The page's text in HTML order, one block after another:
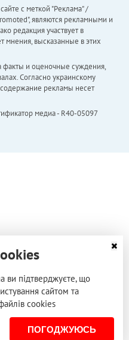
с меткой "Реклама" /
являются рекламными и
редакция участвует в
мнения, высказанные в этих
факты и оценочные суждения,
Согласно украинскому
содержание рекламы несет
медиа - R40-05097
ви підтверджуєте, що
сайтом та
cookies
ПОГОДЖУЮСЬ